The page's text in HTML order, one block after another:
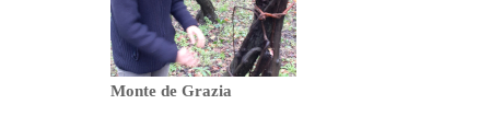
Monte de Grazia